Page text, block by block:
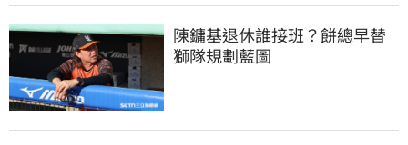
陳鏞基退休誰接班？餅總早替
獅隊規劃藍圖